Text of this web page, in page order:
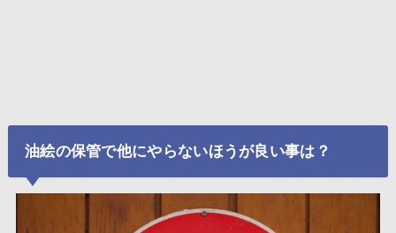
油絵の保管で他にやらないほうが良い事は？